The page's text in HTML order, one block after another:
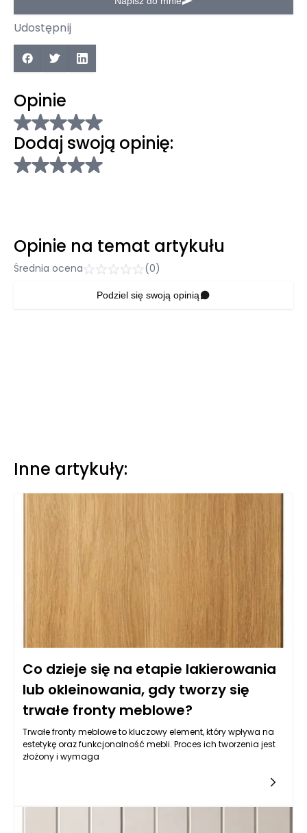
Udostępnij
Opinie
Dodaj swoją opinię:
Opinie na temat artykułu
Średnia ocena (0)
Podziel się swoją opinią
Inne artykuły:
Co dzieje się na etapie lakierowania
lub okleinowania, gdy tworzy się
trwałe fronty meblowe?
Trwałe fronty meblowe to kluczowy element, który wpływa na
estetykę oraz funkcjonalność mebli. Proces ich tworzenia jest
złożony i wymaga